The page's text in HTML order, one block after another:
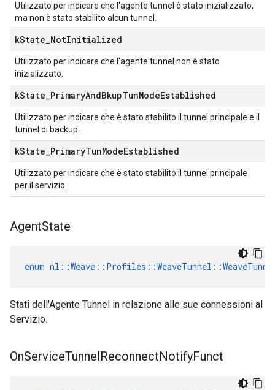
Utilizzato per indicare che l'agente tunnel è stato inizializzato,
ma non è stato stabilito alcun tunnel.
kState NotInitialized
Utilizzato per indicare che l'agente tunnel non è stato
inizializzato.
kState PrimaryAndBkupTunModeEstablished
Utilizzato per indicare che è stato stabilito il tunnel principale e il
tunnel di backup.
kState PrimaryTunModeEstablished
Utilizzato per indicare che è stato stabilito il tunnel principale
per il servizio.
AgentState
enum nl ::Weave :: Profiles ::WeaveTunnel ::
Stati dell'Agente Tunnel in relazione alle sue connessioni al
Servizio.
OnServiceTunnelReconnectNotifyFunct